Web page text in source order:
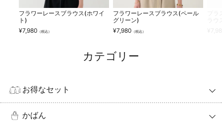
フラワーレースブラウス(ホワイ
ト)
¥7,980 （税込）
フラワーレースブラウス(ペール
グリーン)
¥7,980 （税込）
カテゴリー
お得なセット
かばん